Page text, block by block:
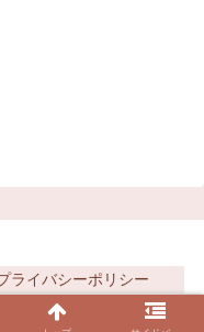
ライバシーポリシー
ンガポールブログ.